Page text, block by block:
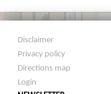
Disclaimer
Privacy policy
Directions map
Login